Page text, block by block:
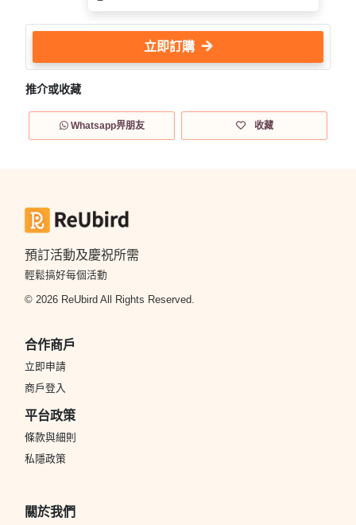
立即訂購
推介或收藏
Whatsapp畀朋友 收藏
預訂活動及慶祝所需
輕鬆搞好每個活動
© 2026 ReUbird All Rights Reserved.
合作商戶
立即申請
商戶登入
平台政策
條款與細則
私隱政策
關於我們